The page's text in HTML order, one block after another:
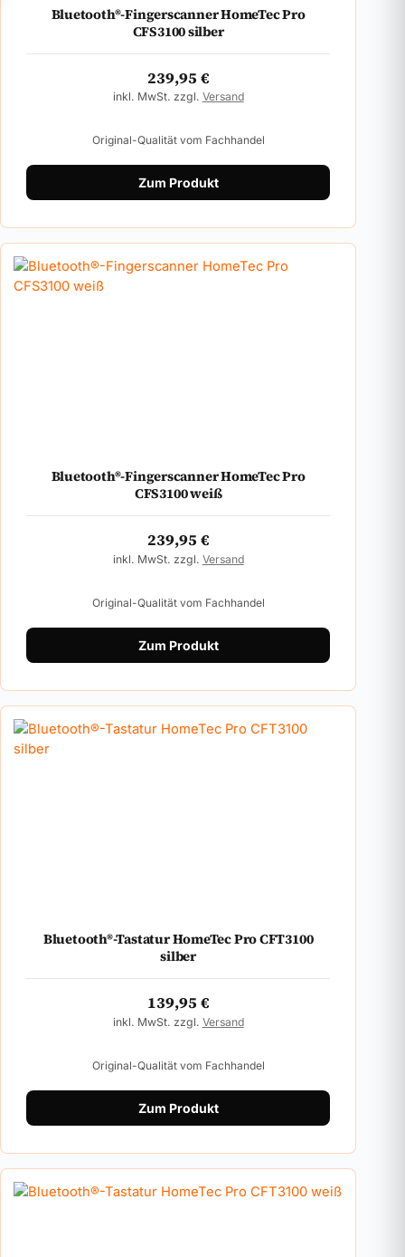
Bluetooth®-Fingerscanner HomeTec Pro
CFS3100 silber
239,95 €
inkl. MwSt. zzgl. Versand
Original-Qualität vom Fachhandel
Zum Produkt
Bluetooth®-Fingerscanner HomeTec Pro
CFS3100 weiß
239,95 €
inkl. MwSt. zzgl. Versand
Original-Qualität vom Fachhandel
Zum Produkt
Bluetooth®-Tastatur HomeTec Pro CFT3100
silber
139,95 €
inkl. MwSt. zzgl. Versand
Original-Qualität vom Fachhandel
Zum Produkt